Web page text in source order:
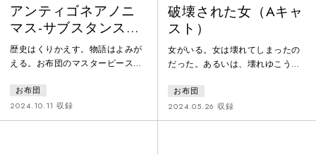
アンティゴネアノニ
マス-サブスタンス／
浄化する帝国
歴史はくりかえす。物語はよみが
える。お布団のマスターピース、
スが書いたアンティゴネと、それ
を改作したブレヒトのアンティゴ
ネ。ふたつを元に想像された、新
お布団
2024.10.11 収録
破壊された女（Aキャ
スト）
女がいる。女は壊れてしまったの
だった。あるいは、壊れゆこうと
けている。女は〈彼女〉について
語りはじめる。徹底的に壊し、そ
してまた壊された〈彼女〉につい
お布団
2024.05.26 収録